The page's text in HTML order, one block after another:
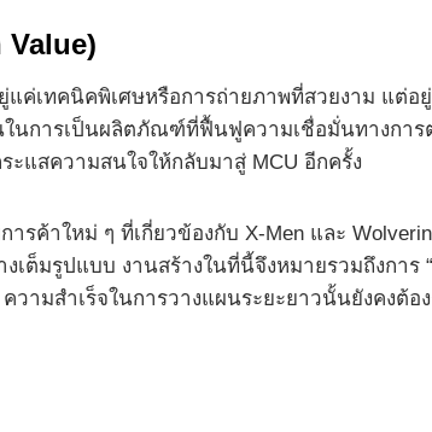
แค่เทคนิคพิเศษหรือการถ่ายภาพที่สวยงาม แต่อ
นการเป็นผลิตภัณฑ์ที่ฟื้นฟูความเชื่อมั่นทางกา
ะแสความสนใจให้กลับมาสู่ MCU อีกครั้ง
ค้าใหม่ ๆ ที่เกี่ยวข้องกับ X-Men และ
มรูปแบบ งานสร้างในที่นี้จึงหมายรวมถึงการ
ามสำเร็จในการวางแผนระยะยาวนั้นยังคงต้อ